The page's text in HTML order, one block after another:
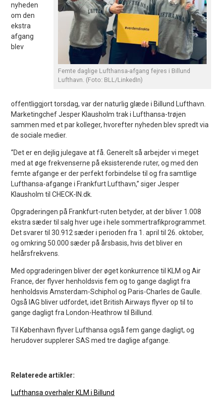
Femte daglige Lufthansa-afgang fejres i Billund
Lufthavn. (Foto: BLL/LinkedIn)
nyheden
om den
ekstra
afgang
blev
offentliggjort torsdag, var der naturlig glæde i Billund Lufthavn.
Marketingchef Jesper Klausholm trak i Lufthansa-trøjen
sammen med et par kolleger, hvorefter nyheden blev spredt via
de sociale medier.
“Det er en dejlig julegave at få. Generelt så arbejder vi meget
med at øge frekvenserne på eksisterende ruter, og med den
femte afgange er der perfekt forbindelse til og fra samtlige
Lufthansa-afgange i Frankfurt Lufthavn,” siger Jesper
Klausholm til CHECK-IN.dk.
Opgraderingen på Frankfurt-ruten betyder, at der bliver 1.008
ekstra sæder til salg hver uge i hele sommertrafikprogrammet.
Det svarer til 30.912 sæder i perioden fra 1. april til 26. oktober,
og omkring 50.000 sæder på årsbasis, hvis det bliver en
helårsfrekvens.
Med opgraderingen bliver der øget konkurrence til KLM og Air
France, der flyver henholdsvis fem og to gange dagligt fra
henholdsvis Amsterdam-Schiphol og Paris-Charles de Gaulle.
Også IAG bliver udfordet, idet British Airways flyver op til to
gange dagligt fra London-Heathrow til Billund.
Til København flyver Lufthansa også fem gange dagligt, og
herudover supplerer SAS med tre daglige afgange.
Relaterede artikler:
Lufthansa overhaler KLM i Billund